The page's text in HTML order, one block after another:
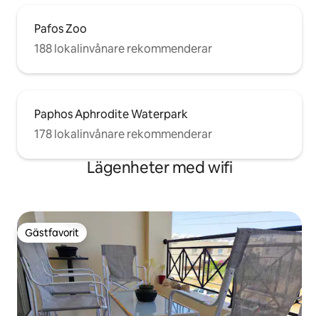
Pafos Zoo
188 lokalinvånare rekommenderar
Paphos Aphrodite Waterpark
178 lokalinvånare rekommenderar
Lägenheter med wifi
Gästfavorit
Gästfavorit